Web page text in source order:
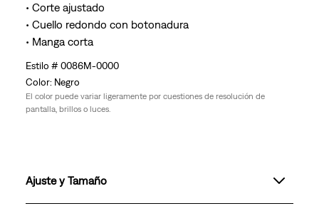
• Corte ajustado
• Cuello redondo con botonadura
• Manga corta
0086M-0000
Negro
El color puede variar ligeramente por cuestiones de resolución de
pantalla, brillos o luces.
Ajuste y Tamaño